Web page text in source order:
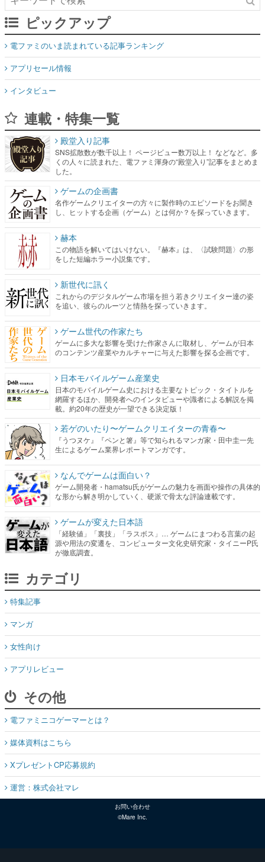
アプリセール情報
インタビュー
連載・特集一覧
くの人々に読まれた、電ファミ渾身の“殿堂入り”記事をまとめま
した。
ゲームの企画書
名作ゲームクリエイターの方々に製作時のエピソードをお聞き
し、ヒットする企画（ゲーム）とは何か？を探っていきます。
赫本
この物語を解いてはいけない。『赫本』は、〈試験問題〉の形
をした短編ホラー小説集です。
新世代に訊く
これからのデジタルゲーム市場を担う若きクリエイター達の姿
を追い、彼らのルーツと情熱を探っていきます。
ゲーム世代の作家たち
ゲームに多大な影響を受けた作家さんに取材し、ゲームが日本
のコンテンツ産業やカルチャーに与えた影響を探る企画です。
日本モバイルゲーム産業史
日本のモバイルゲーム史における主要なトピック・タイトルを
網羅するほか、開発者へのインタビューや識者による解説を掲
若ゲのいたり〜ゲームクリエイターの青春〜
『うつヌケ』『ペンと箸』等で知られるマンガ家・田中圭一先
生によるゲーム業界レポートマンガです。
なんでゲームは面白い？
ゲーム開発者・hamatsu氏がゲームの魅力を画面や操作の具体的
な形から解き明かしていく、硬派で骨太な評論連載です。
ゲームが変えた日本語
「経験値」「裏技」「ラスボス」… ゲームにまつわる言葉の起
源や用法の変遷を、コンピューター文化史研究家・タイニーP氏
カテゴリ
マンガ
女性向け
アプリレビュー
その他
電ファミニコゲーマーとは？
媒体資料はこちら
XプレゼントCP応募規約
運営：株式会社マレ